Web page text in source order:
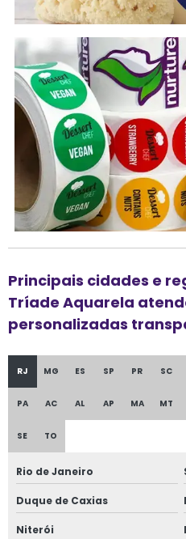
Principais cidades e
Tríade Aquarela
personalizadas
RJ MG ES SP PR SC
PA AC AL AP MA MT
SE TO
Rio de Janeiro
Duque de Caxias
Niterói